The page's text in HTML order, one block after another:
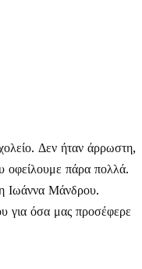
Δεν ήταν άρρωστη,
οφείλουμε πάρα πολλά.
Ιωάννα Μάνδρου.
για όσα μας προσέφερε